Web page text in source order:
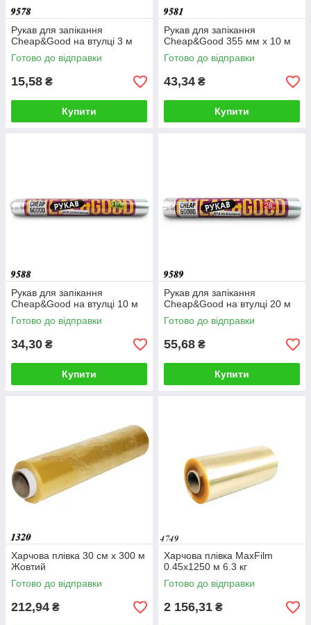
Рукав для запікання
Cheap&Good на втулці 3 м
Готово до відправки
15,58 ₴
Купити
Рукав для запікання
Cheap&Good 355 мм х 10 м
Готово до відправки
43,34 ₴
Купити
Рукав для запікання
Cheap&Good на втулці 10 м
Готово до відправки
34,30 ₴
Купити
Рукав для запікання
Cheap&Good на втулці 20 м
Готово до відправки
55,68 ₴
Купити
Харчова плівка 30 см х 300 м
Жовтий
Готово до відправки
212,94 ₴
Харчова плівка MaxFilm
0.45х1250 м 6.3 кг
Готово до відправки
2 156,31 ₴